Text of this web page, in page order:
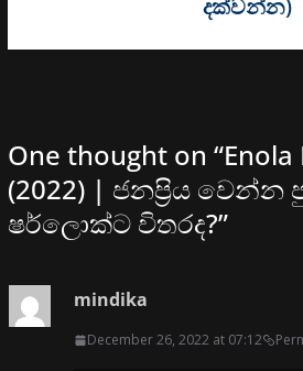
දක්වන්න)
One thought on “
(2022) | ජනප්‍රිය වෙන්න
ෂර්ලොක්ට විතරද?”
mindika
December 26, 2022 at 07:12